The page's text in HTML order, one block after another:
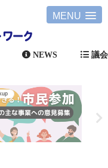
MENU
NEWS 議会